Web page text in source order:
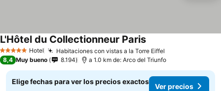
5 Estrellas Hotel Habitaciones con vistas a la Torre Eiffel
L'Hôtel du Collectionneur ParisVer precios
8,4 Muy bueno 8.194 a 1.0 km de: Arco del Triunfo
Elige fechas para ver los precios exactos
Ver precios